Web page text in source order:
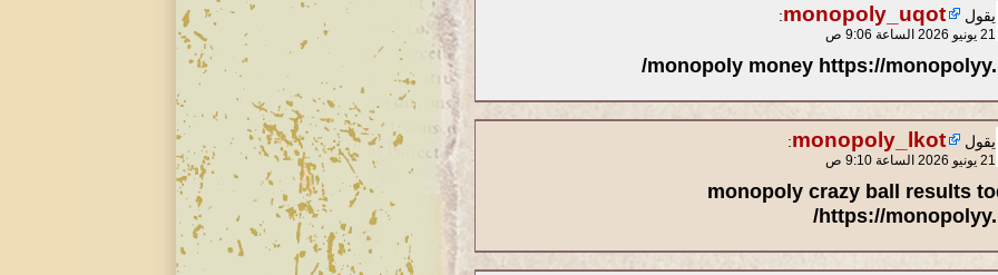
يقول monopoly_uqot
:
21 يونيو 2026 الساعة 9:06 ص
monopoly money https://
يقول monopoly_lkot
:
21 يونيو 2026 الساعة 9:10 ص
monopoly crazy ball results
https://